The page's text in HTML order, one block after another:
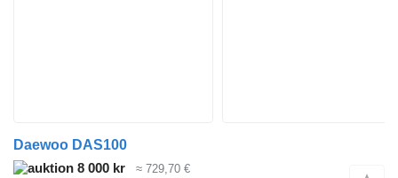
Daewoo DAS100
8 000 kr
≈ 729,70 €